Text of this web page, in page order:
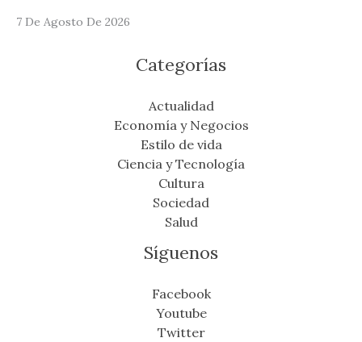
7 De Agosto De 2026
Categorías
Actualidad
Economía y Negocios
Estilo de vida
Ciencia y Tecnología
Cultura
Sociedad
Salud
Síguenos
Facebook
Youtube
Twitter